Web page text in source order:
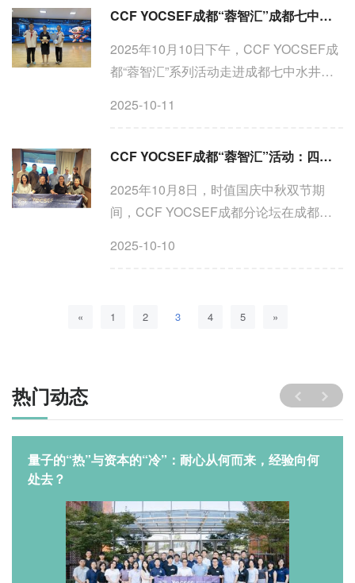
师范学院电子信息与人工智能...
CCF YOCSEF成都“蓉智汇”成都七中科普活动：打开AI魔力盒，点燃AI好奇心
2025年10月10日下午，CCF YOCSEF成
都“蓉智汇”系列活动走进成都七中水井坊
的人工智能科普讲座。本次活动由CCF
《打开AI潘多拉魔盒》为主题，...
2025-10-11
CCF YOCSEF成都“蓉智汇”活动：四川省教学成果奖申报交流培训
2025年10月8日，时值国庆中秋双节期
间，CCF YOCSEF成都分论坛在成都举
川省教学成果奖申报交流培训。本次活动
2025-10-10
« 1 2 3 4 5 »
热门动态
量子的“热”与资本的“冷”：耐心从何而来，经验向何
处去？